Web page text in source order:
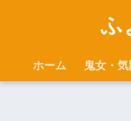
ふ
ホーム 鬼女・